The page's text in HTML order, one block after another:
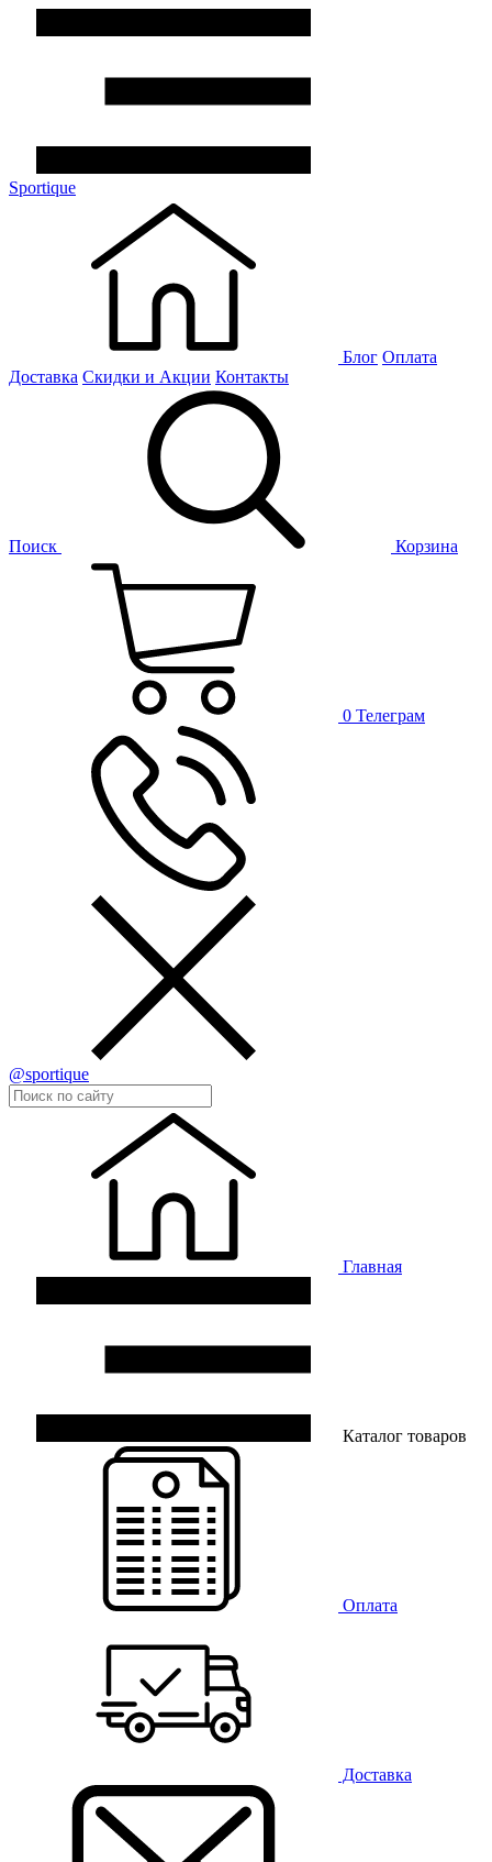
Sportique
Блог Оплата
Доставка Скидки и Акции Контакты
Поиск Корзина
0 Телеграм
@sportique
Главная
Каталог товаров
Оплата
Доставка